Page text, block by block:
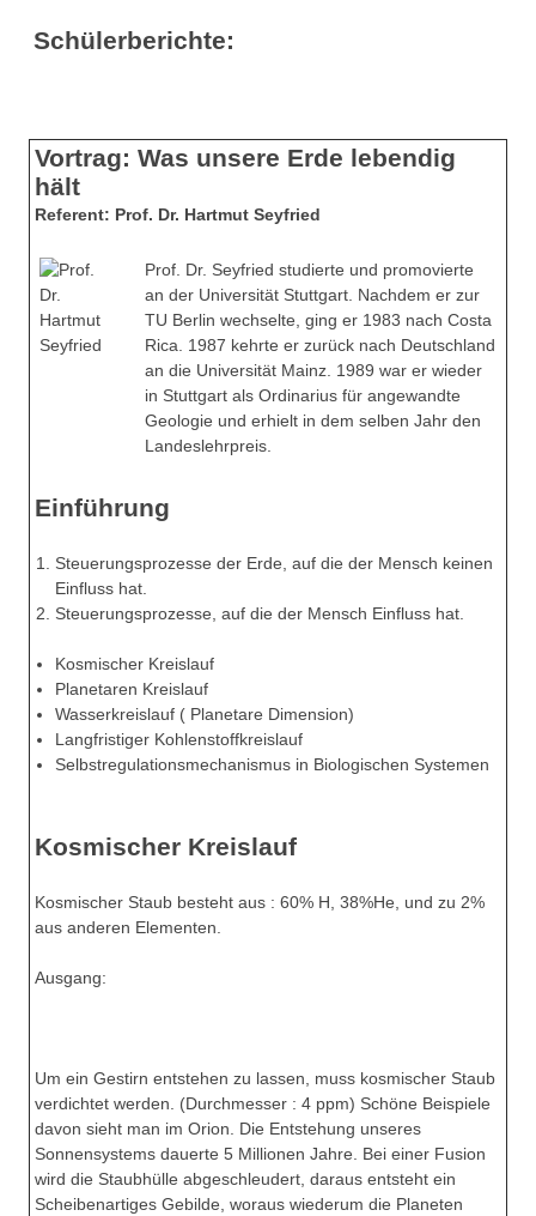
Schülerberichte:
Vortrag: Was unsere Erde lebendig
hält
Referent: Prof. Dr. Hartmut Seyfried
Prof. Dr. Seyfried studierte und promovierte
an der Universität Stuttgart. Nachdem er zur
TU Berlin wechselte, ging er 1983 nach Costa
Rica. 1987 kehrte er zurück nach Deutschland
an die Universität Mainz. 1989 war er wieder
in Stuttgart als Ordinarius für angewandte
Geologie und erhielt in dem selben Jahr den
Landeslehrpreis.
Einführung
Steuerungsprozesse der Erde, auf die der Mensch keinen
Einfluss hat.
Steuerungsprozesse, auf die der Mensch Einfluss hat.
Kosmischer Kreislauf
Planetaren Kreislauf
Wasserkreislauf ( Planetare Dimension)
Langfristiger Kohlenstoffkreislauf
Selbstregulationsmechanismus in Biologischen Systemen
Kosmischer Kreislauf
Kosmischer Staub besteht aus : 60% H, 38%He, und zu 2%
aus anderen Elementen.
Ausgang:
Um ein Gestirn entstehen zu lassen, muss kosmischer Staub
verdichtet werden. (Durchmesser : 4 ppm) Schöne Beispiele
davon sieht man im Orion. Die Entstehung unseres
Sonnensystems dauerte 5 Millionen Jahre. Bei einer Fusion
wird die Staubhülle abgeschleudert, daraus entsteht ein
Scheibenartiges Gebilde, woraus wiederum die Planeten